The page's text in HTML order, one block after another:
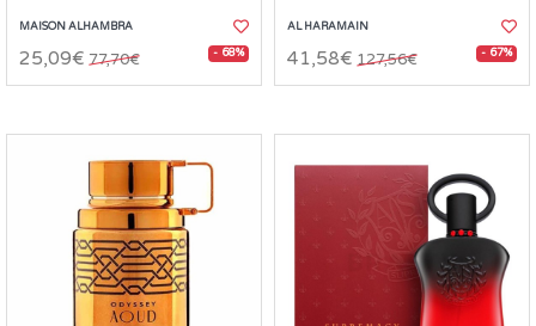
MAISON ALHAMBRA
25,09€ 77,70€ - 68%
AL HARAMAIN
41,58€ 127,56€ - 67%